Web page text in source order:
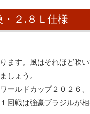
２.８Ｌ仕様
ます。風はそれほど吹
しょう。
ールドカップ２０２６
回戦は強豪ブラジルが